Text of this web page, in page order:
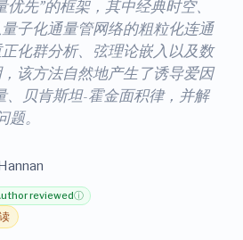
优先”的框架，其中经典时空、
子化通量管网络的粗粒化连通
化群分析、弦理论嵌入以及数
该方法自然地产生了诱导爱因
、贝肯斯坦-霍金面积律，并解
题。
reviewedⓘ